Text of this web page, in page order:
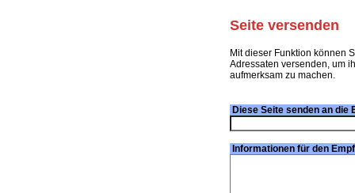
Seite versenden
Mit dieser Funktion können
Adressaten versenden, um
aufmerksam zu machen.
Diese Seite senden an die
Informationen für den